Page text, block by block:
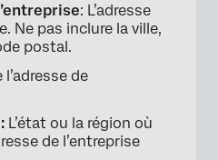
: L’adresse
Ne pas inclure la ville,
postal.
l’adresse de
L’état ou la région où
de l’entreprise